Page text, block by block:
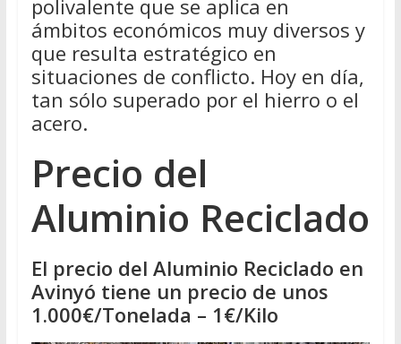
polivalente que se aplica en
ámbitos económicos muy diversos y
que resulta estratégico en
situaciones de conflicto. Hoy en día,
tan sólo superado por el hierro o el
acero.
Precio del
Aluminio Reciclado
El precio del Aluminio Reciclado en
Avinyó tiene un precio de unos
1.000€/Tonelada – 1€/Kilo